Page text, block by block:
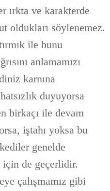
ırkta ve karakterde
oldukları söylenemez.
ile bunu
anlamamızı
karnına
duyuyorsa
birkaçı ile devam
iştahı yoksa bu
genelde
için de geçerlidir.
çalışmamız gibi